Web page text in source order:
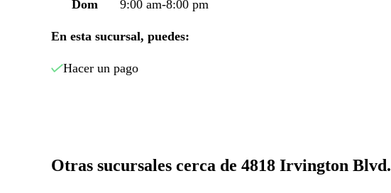
Dom
9:00 am-8:00 pm
En esta sucursal, puedes:
Hacer un pago
Otras sucursales cerca de 4818 Irvington Blvd.